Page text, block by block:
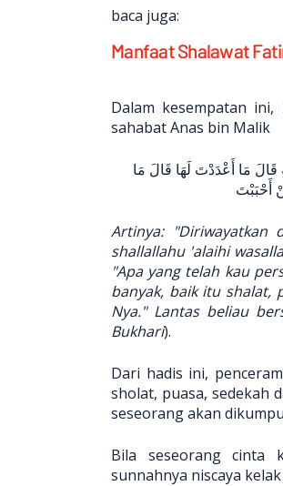
baca juga:
Manfaat Shalawat
Dalam kesempatan
sahabat Anas bin Malik
أَحْبَبْتَ
Artinya: "Diriwayatkan
shallallahu 'alaihi
"Apa yang telah kau
banyak, baik itu shalat,
Nya." Lantas beliau
Bukhari).
Dari hadis ini,
sholat, puasa, sedekah
seseorang akan
Bila seseorang cinta
sunnahnya niscaya